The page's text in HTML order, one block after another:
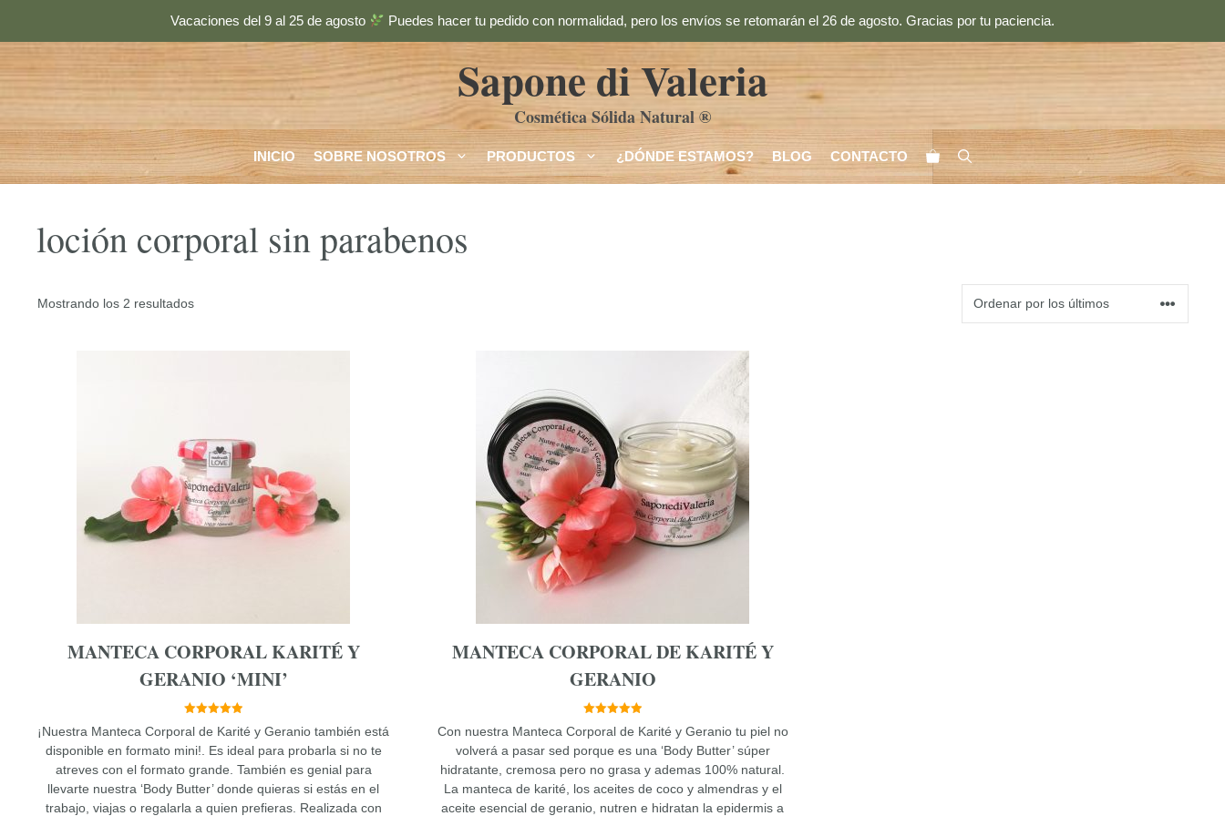
contenido
Vacaciones del 9 al 25 de agosto Puedes hacer tu pedido con normalidad, pero los envíos se retomarán el 26 de agosto. Gracias por tu paciencia.
Sapone di Valeria
Cosmética Sólida Natural ®
INICIO SOBRE NOSOTROS PRODUCTOS ¿DÓNDE ESTAMOS? BLOG CONTACTO
loción corporal sin parabenos
Mostrando los 2 resultadosOrdenado
MANTECA CORPORAL KARITÉ Y
GERANIO ‘MINI’
de 5
¡Nuestra Manteca Corporal de Karité y Geranio también está
disponible en formato mini!. Es ideal para probarla si no te
atreves con el formato grande. También es genial para
llevarte nuestra ‘Body Butter’ donde quieras si estás en el
trabajo, viajas o regalarla a quien prefieras. Realizada con
MANTECA CORPORAL DE KARITÉ Y
GERANIO
de 5
Con nuestra Manteca Corporal de Karité y Geranio tu piel no
volverá a pasar sed porque es una ‘Body Butter’ súper
hidratante, cremosa pero no grasa y ademas 100% natural.
La manteca de karité, los aceites de coco y almendras y el
aceite esencial de geranio, nutren e hidratan la epidermis a